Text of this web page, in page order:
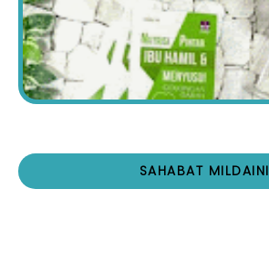
SAHABAT MILDAINI